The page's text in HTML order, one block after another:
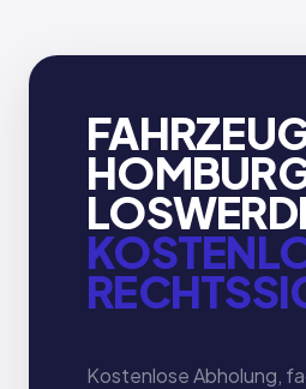
Kostenlose Abholung,